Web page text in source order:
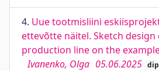
4. Uue tootmisliini
ettevõtte näitel. Sketch design
production line on the
Ivanenko, Olga 05.06.2025